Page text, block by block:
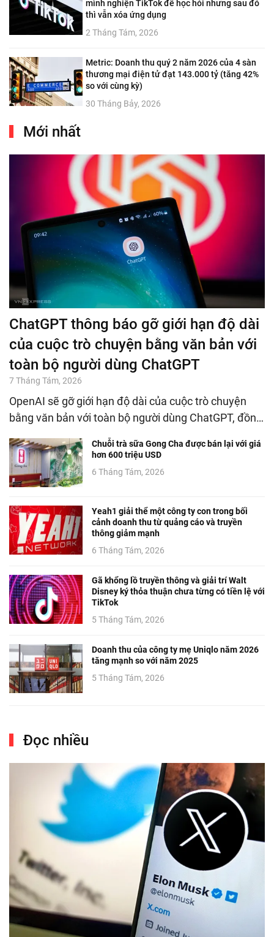
mình nghiện TikTok để học hỏi nhưng sau đó
thì vẫn xóa ứng dụng
2 Tháng Tám, 2026
Metric: Doanh thu quý 2 năm 2026 của 4 sàn
thương mại điện tử đạt 143.000 tỷ (tăng 42%
so với cùng kỳ)
30 Tháng Bảy, 2026
Mới nhất
ChatGPT thông báo gỡ giới hạn độ dài
của cuộc trò chuyện bằng văn bản với
toàn bộ người dùng ChatGPT
7 Tháng Tám, 2026
OpenAI sẽ gỡ giới hạn độ dài của cuộc trò chuyện
bằng văn bản với toàn bộ người dùng ChatGPT, đồn…
Chuỗi trà sữa Gong Cha được bán lại với giá
hơn 600 triệu USD
6 Tháng Tám, 2026
Yeah1 giải thể một công ty con trong bối
cảnh doanh thu từ quảng cáo và truyền
thông giảm mạnh
6 Tháng Tám, 2026
Gã khổng lồ truyền thông và giải trí Walt
Disney ký thỏa thuận chưa từng có tiền lệ với
TikTok
5 Tháng Tám, 2026
Doanh thu của công ty mẹ Uniqlo năm 2026
tăng mạnh so với năm 2025
5 Tháng Tám, 2026
Đọc nhiều